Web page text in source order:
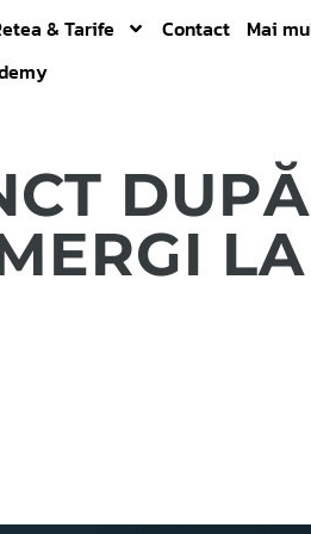
& Tarife Contact Mai
DUPĂ
LA